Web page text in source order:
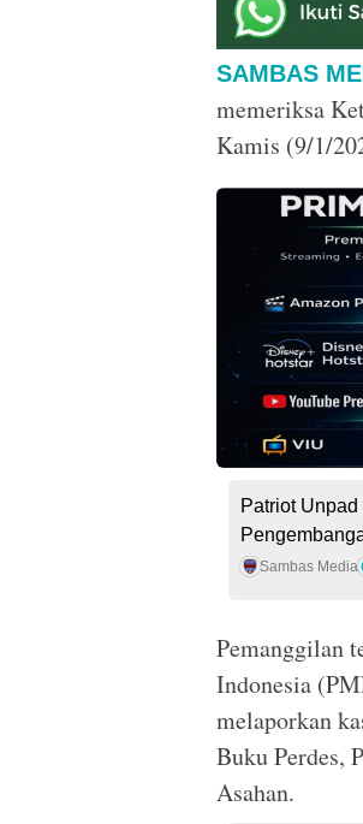
SAMBAS
memeriksa
Kamis (9/1/
Patriot
Sambas Media
Pemanggilan
Indonesia
melaporkan
Buku Perdes,
Asahan.